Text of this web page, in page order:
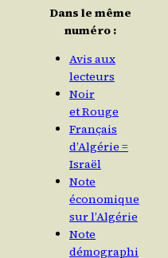
Dans le même
numéro :
Avis aux
lecteurs
Noir
et Rouge
Français
d’Algérie =
Israël
Note
économique
sur l’Algérie
Note
démographi